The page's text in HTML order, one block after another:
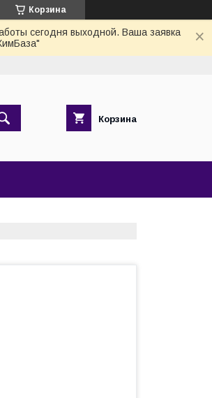
Корзина
сегодня выходной. Ваша заявка
Корзина